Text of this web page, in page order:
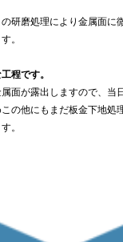
研磨処理により金属面に
。
程です。
面が露出しますので、当
の他にもまだ板金下地処
。